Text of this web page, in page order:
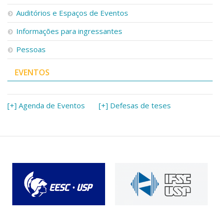
Auditórios e Espaços de Eventos
Informações para ingressantes
Pessoas
EVENTOS
[+] Agenda de Eventos [+] Defesas de teses